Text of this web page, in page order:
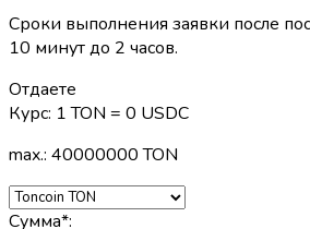
Сроки выполнения заявки после
10 минут до 2 часов.
Отдаете
Курс: 1 TON = 0 USDC
max.: 40000000 TON
Сумма*: